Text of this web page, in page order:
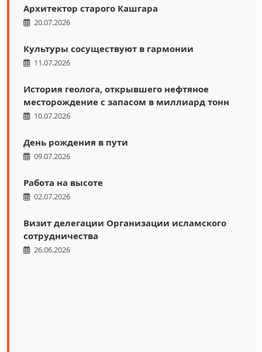
Архитектор старого Кашгара
20.07.2026
Культуры сосуществуют в гармонии
11.07.2026
История геолога, открывшего нефтяное
месторождение с запасом в миллиард тонн
10.07.2026
День рождения в пути
09.07.2026
Работа на высоте
02.07.2026
Визит делегации Организации исламского
сотрудничества
26.06.2026